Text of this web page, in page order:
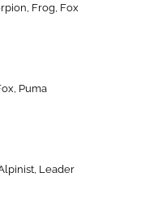
Frog, Fox
Puma
Leader